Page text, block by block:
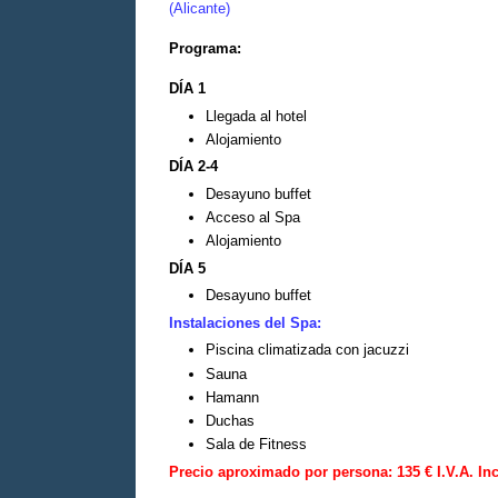
(Alicante)
Programa:
DÍA 1
Llegada al hotel
Alojamiento
DÍA 2-4
Desayuno buffet
Acceso al Spa
Alojamiento
DÍA 5
Desayuno buffet
Instalaciones del Spa:
Piscina climatizada con jacuzzi
Sauna
Hamann
Duchas
Sala de Fitness
Precio aproximado por persona: 135 € I.V.A.